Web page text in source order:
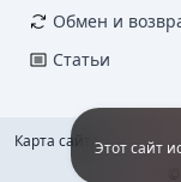
Обмен и
Статьи
Карта сайтаЭтот сайт